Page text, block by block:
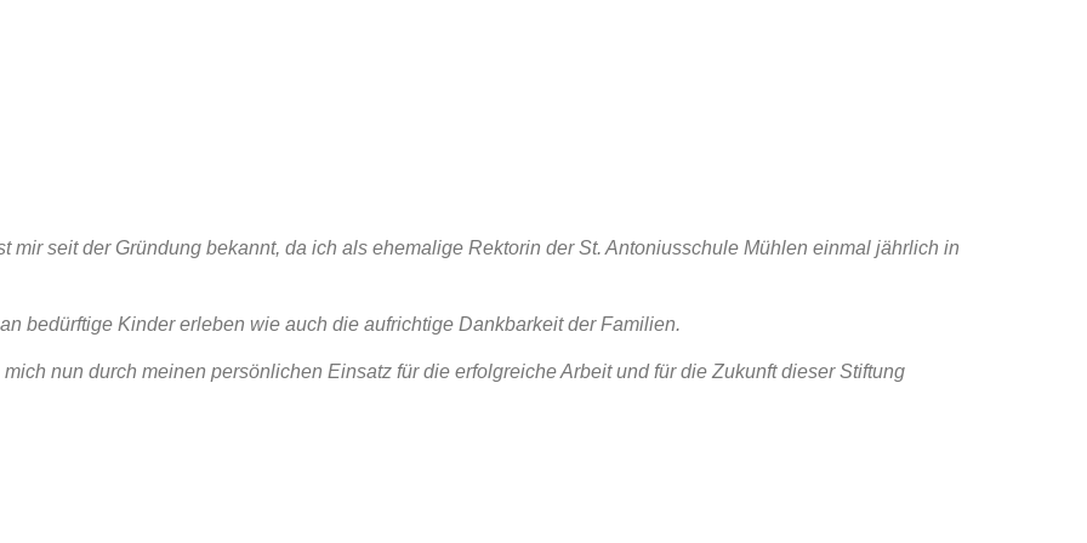
mir seit der Gründung bekannt, da ich als ehemalige Rektorin der St. Antoniusschule Mühlen einmal jährlich in
bedürftige Kinder erleben wie auch die aufrichtige Dankbarkeit der Familien.
nun durch meinen persönlichen Einsatz für die erfolgreiche Arbeit und für die Zukunft dieser Stiftung